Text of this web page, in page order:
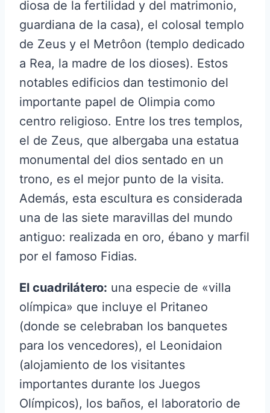
diosa de la fertilidad y del matrimonio,
guardiana de la casa), el colosal templo
de Zeus y el Metrôon (templo dedicado
a Rea, la madre de los dioses). Estos
notables edificios dan testimonio del
importante papel de Olimpia como
centro religioso. Entre los tres templos,
el de Zeus, que albergaba una estatua
monumental del dios sentado en un
trono, es el mejor punto de la visita.
Además, esta escultura es considerada
una de las siete maravillas del mundo
antiguo: realizada en oro, ébano y marfil
por el famoso Fidias.
El cuadrilátero: una especie de «villa
olímpica» que incluye el Pritaneo
(donde se celebraban los banquetes
para los vencedores), el Leonidaion
(alojamiento de los visitantes
importantes durante los Juegos
Olímpicos), los baños, el laboratorio de